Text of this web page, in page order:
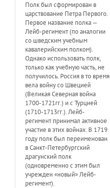
Полк был сформирован в
царствование Петра Первого.
Первое название полка —
Лейб-регимент (по аналогии
со шведским учебным
кавалерийским полком).
Однако использовать полк,
только как учебную часть, не
получилось. Россия в то время
вела войну со Швецией
(Великая Северная война
1700-1721гг.) и с Турцией
(1710-1713гг.). Лейб-
регимент принимал активное
участие в этих войнах. В 1719
году полк был переименован
в Санкт-Петербургский
драгунский полк
(одновременно с этим был
учрежден «новый» Лейб-
регимент).